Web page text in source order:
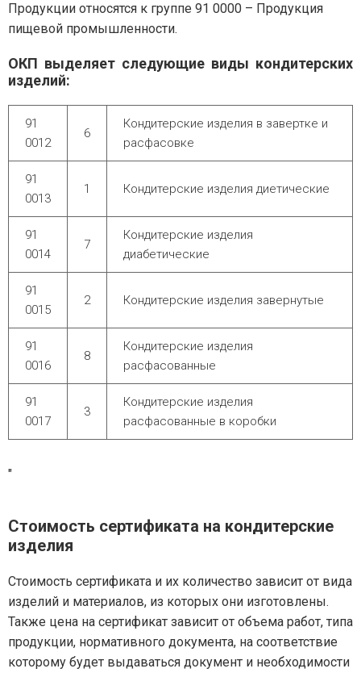
Продукции относятся к группе 91 0000 – Продукция
пищевой промышленности.
ОКП выделяет следующие виды кондитерских
изделий:
91
0012
6
Кондитерские изделия в завертке и
расфасовке
91
0013
1 Кондитерские изделия диетические
91
0014
7
Кондитерские изделия
диабетические
91
0015
2 Кондитерские изделия завернутые
91
0016
8
Кондитерские изделия
расфасованные
91
0017
3
Кондитерские изделия
расфасованные в коробки
"
Стоимость сертификата на кондитерские
изделия
Стоимость сертификата и их количество зависит от вида
изделий и материалов, из которых они изготовлены.
Также цена на сертификат зависит от объема работ, типа
продукции, нормативного документа, на соответствие
которому будет выдаваться документ и необходимости